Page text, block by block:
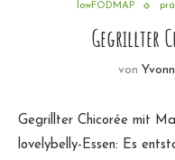
lowFODMAP
Gegrillter
von
Gegrillter Chicorée mit
lovelybelly-Essen: Es